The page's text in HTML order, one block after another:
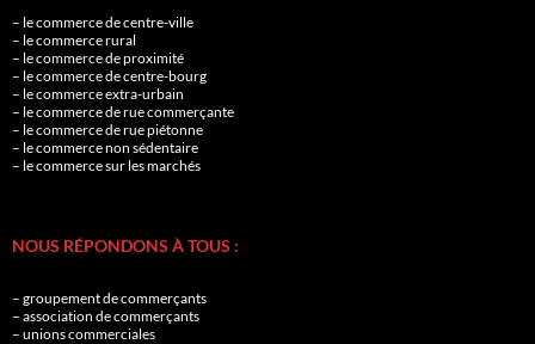
– le commerce de centre-ville
– le commerce rural
– le commerce de proximité
– le commerce de centre-bourg
– le commerce extra-urbain
– le commerce de rue commerçante
– le commerce de rue piétonne
– le commerce non sédentaire
– le commerce sur les marchés
NOUS RÉPONDONS À TOUS :
– groupement de commerçants
– association de commerçants
– unions commerciales